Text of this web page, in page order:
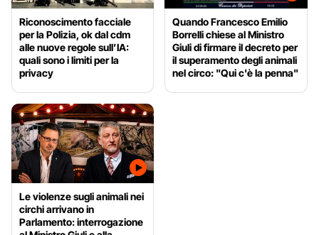
Riconoscimento facciale
per la Polizia, ok dal cdm
alle nuove regole sull’IA:
quali sono i limiti per la
privacy
Quando Francesco Emilio
Borrelli chiese al Ministro
Giuli di firmare il decreto per
il superamento degli animali
nel circo: "Qui c'è la penna"
Le violenze sugli animali nei
circhi arrivano in
Parlamento: interrogazione